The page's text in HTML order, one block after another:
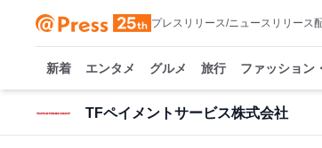
プレスリリース/ニュースリリース
新着 エンタメ グルメ 旅行 ファッション
TFペイメントサービス株式会社